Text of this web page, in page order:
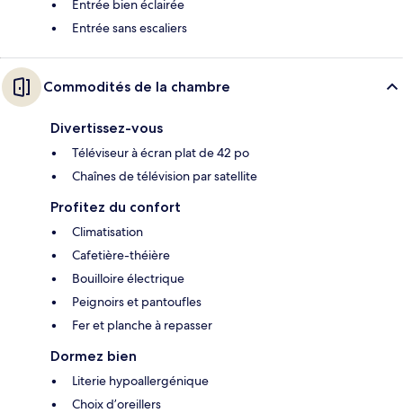
Entrée bien éclairée
Entrée sans escaliers
Commodités de la chambre
Divertissez-vous
Téléviseur à écran plat de 42 po
Chaînes de télévision par satellite
Profitez du confort
Climatisation
Cafetière-théière
Bouilloire électrique
Peignoirs et pantoufles
Fer et planche à repasser
Dormez bien
Literie hypoallergénique
Choix d’oreillers